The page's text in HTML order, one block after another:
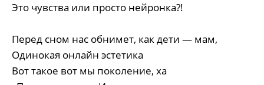
Это чувства или просто нейронка?!
Перед сном нас обнимет, как дети — мам,
Одинокая онлайн эстетика
Вот такое вот мы поколение, ха